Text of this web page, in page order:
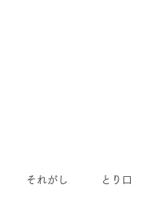
それがし とり口